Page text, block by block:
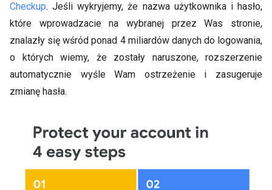
Checkup. Jeśli wykryjemy, że nazwa użytkownika i hasło,
które wprowadzacie na wybranej przez Was stronie,
znalazły się wśród ponad 4 miliardów danych do logowania,
o których wiemy, że zostały naruszone, rozszerzenie
automatycznie wyśle Wam ostrzeżenie i zasugeruje
zmianę hasła.